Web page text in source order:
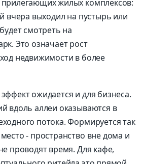
прилегающих жилых комплексов:
вчера выходил на пустырь или
смотреть на
Это означает рост
недвижимости в более
ожидается и для бизнеса.
вдоль аллеи оказываются в
потока. Формируется так
- пространство вне дома и
проводят время. Для кафе,